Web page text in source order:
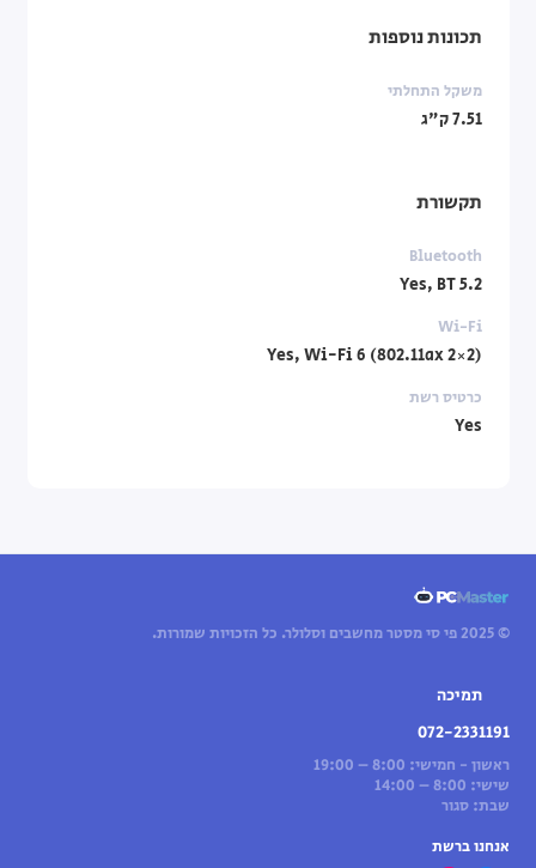
תכונות נוספות
משקל התחלתי
7.51 ק"ג
תקשורת
Bluetooth
Yes, BT 5.2
Wi-Fi
Yes, Wi-Fi 6 (802.11ax 2×2)
כרטיס רשת
Yes
© 2025 פי סי מסטר מחשבים וסלולר. כל הזכויות שמורות.
תמיכה
072-2331191
ראשון - חמישי: 8:00 – 19:00
שישי: 8:00 – 14:00
שבת: סגור
אנחנו ברשת